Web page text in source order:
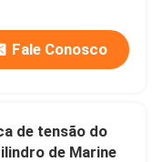
Fale Conosco
de tensão do
de Marine